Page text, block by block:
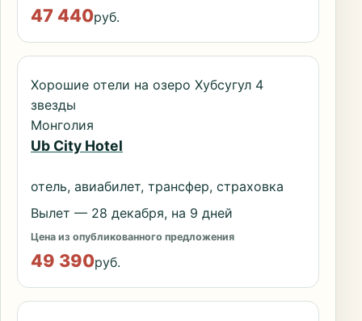
47 440руб.
Хорошие отели на озеро Хубсугул 4
звезды
Монголия
Ub City Hotel
отель, авиабилет, трансфер, страховка
Вылет — 28 декабря, на 9 дней
Цена из опубликованного предложения
49 390руб.